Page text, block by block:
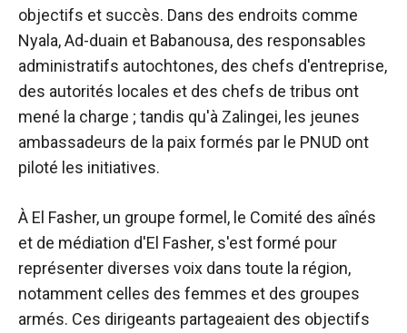
objectifs et succès. Dans des endroits comme
Nyala, Ad-duain et Babanousa, des responsables
administratifs autochtones, des chefs d'entreprise,
des autorités locales et des chefs de tribus ont
mené la charge ; tandis qu'à Zalingei, les jeunes
ambassadeurs de la paix formés par le PNUD ont
piloté les initiatives.
À El Fasher, un groupe formel, le Comité des aînés
et de médiation d'El Fasher, s'est formé pour
représenter diverses voix dans toute la région,
notamment celles des femmes et des groupes
armés. Ces dirigeants partageaient des objectifs